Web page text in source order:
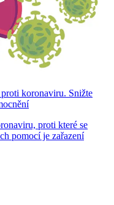
koronaviru. Snižte
proti které se
pomocí je zařazení